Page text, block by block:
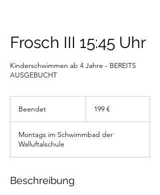
Frosch III 15:45 Uhr
Kinderschwimmen ab 4 Jahre - BEREITS
AUSGEBUCHT
Beendet
n
d
e
199 €
Montags im Schwimmbad der
Walluftalschule
Beschreibung